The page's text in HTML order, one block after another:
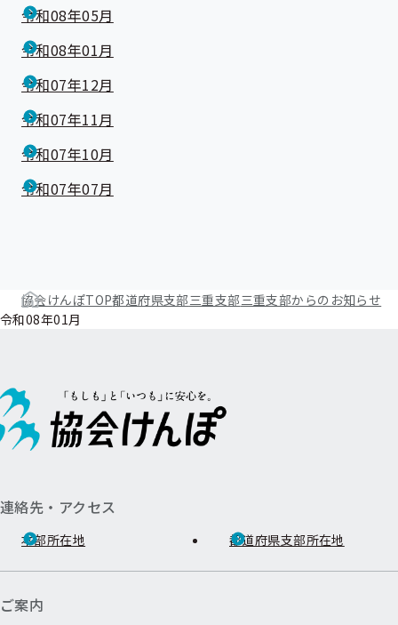
令和08年05月
令和08年01月
令和07年12月
令和07年11月
令和07年10月
令和07年07月
協会けんぽTOP都道府県支部三重支部三重支部からのお知らせ
令和08年01月
連絡先・アクセス
本部所在地 都道府県支部所在地
ご案内